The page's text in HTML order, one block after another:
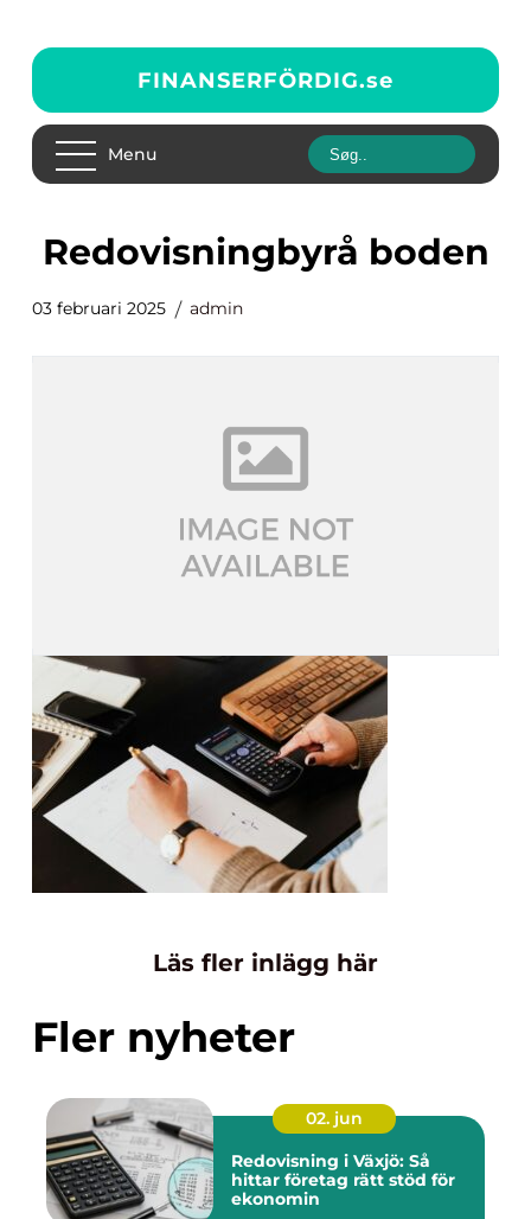
FINANSERFÖRDIG.se
Menu
redovisningbyrå boden
03 februari 2025 admin
Läs fler inlägg här
Fler nyheter
02. jun
Redovisning i Växjö: Så
hittar företag rätt stöd för
ekonomin